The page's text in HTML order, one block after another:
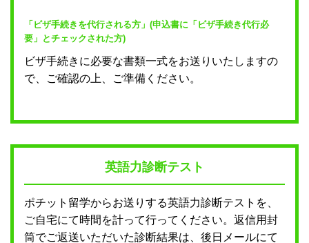
「ビザ手続きを代行される方」(申込書に「ビザ手続き代行必
要」とチェックされた方)
ビザ手続きに必要な書類一式をお送りいたしますの
で、ご確認の上、ご準備ください。
英語力診断テスト
ポチット留学からお送りする英語力診断テストを、
ご自宅にて時間を計って行ってください。返信用封
筒でご返送いただいた診断結果は、後日メールにて